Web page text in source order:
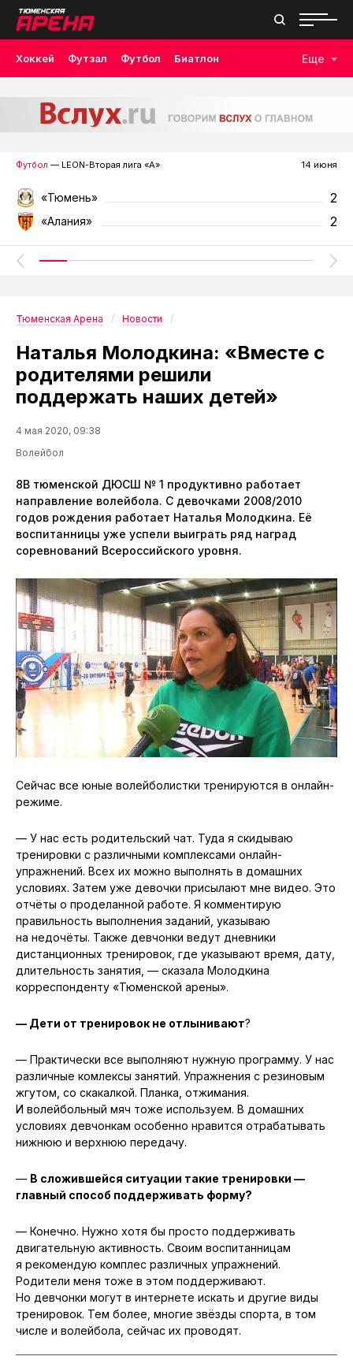
Хоккей Футзал Футбол Биатлон Еще
Футбол — LEON-Вторая лига «А» 14 июня
«Тюмень» 2
«Алания» 2
Тюменская Арена Новости
Наталья Молодкина: «Вместе с
родителями решили
поддержать наших детей»
4 мая 2020, 09:38
Волейбол
8В тюменской ДЮСШ № 1 продуктивно работает
направление волейбола. С девочками 2008/2010
годов рождения работает Наталья Молодкина. Её
воспитанницы уже успели выиграть ряд наград
соревнований Всероссийского уровня.
Сейчас все юные волейболистки тренируются в онлайн-
режиме.
— У нас есть родительский чат. Туда я скидываю
тренировки с различными комплексами онлайн-
упражнений. Всех их можно выполнять в домашних
условиях. Затем уже девочки присылают мне видео. Это
отчёты о проделанной работе. Я комментирую
правильность выполнения заданий, указываю
на недочёты. Также девчонки ведут дневники
дистанционных тренировок, где указывают время, дату,
длительность занятия, — сказала Молодкина
корреспонденту «Тюменской арены».
— Дети от тренировок не отлынивают?
— Практически все выполняют нужную программу. У нас
различные комлексы занятий. Упражнения с резиновым
жгутом, со скакалкой. Планка, отжимания.
И волейбольный мяч тоже используем. В домашних
условиях девчонкам особенно нравится отрабатывать
нижнюю и верхнюю передачу.
— В сложившейся ситуации такие тренировки —
главный способ поддерживать форму?
— Конечно. Нужно хотя бы просто поддерживать
двигательную активность. Своим воспитанницам
я рекомендую комплес различных упражнений.
Родители меня тоже в этом поддерживают.
Но девчонки могут в интернете искать и другие виды
тренировок. Тем более, многие звёзды спорта, в том
числе и волейбола, сейчас их проводят.